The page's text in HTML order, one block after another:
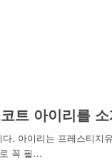
트 아이리를
. 아이리는 프레스티
꼭 필…